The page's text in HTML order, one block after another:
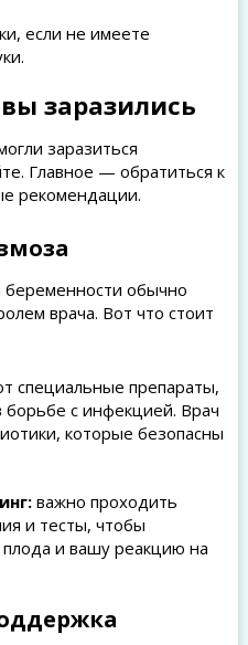
если не имеете
заразились
заразиться
Главное — обратиться к
рекомендации.
беременности обычно
врача. Вот что стоит
специальные препараты,
борьбе с инфекцией. Врач
которые безопасны
важно проходить
и тесты, чтобы
и вашу реакцию на